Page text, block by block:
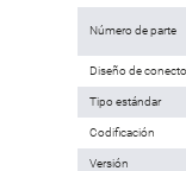
Número de parte
Diseño de
Tipo estándar
Codificación
Versión